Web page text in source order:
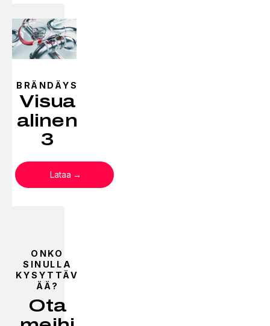
BRÄNDÄYS
Visua
alinen
3
Lataa
ONKO
SINULLA
KYSYTTÄV
ÄÄ?
Ota